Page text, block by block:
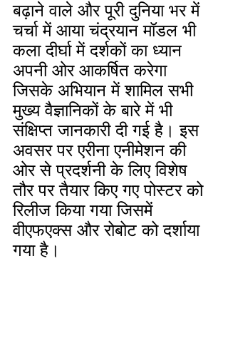
बढ़ाने वाले और पूरी दुनिया भर में
चर्चा में आया चंद्रयान मॉडल भी
कला दीर्घा में दर्शकों का ध्यान
अपनी ओर आकर्षित करेगा
जिसके अभियान में शामिल सभी
मुख्य वैज्ञानिकों के बारे में भी
संक्षिप्त जानकारी दी गई है। इस
अवसर पर एरीना एनीमेशन की
ओर से प्रदर्शनी के लिए विशेष
तौर पर तैयार किए गए पोस्टर को
रिलीज किया गया जिसमें
वीएफएक्स और रोबोट को दर्शाया
गया है।